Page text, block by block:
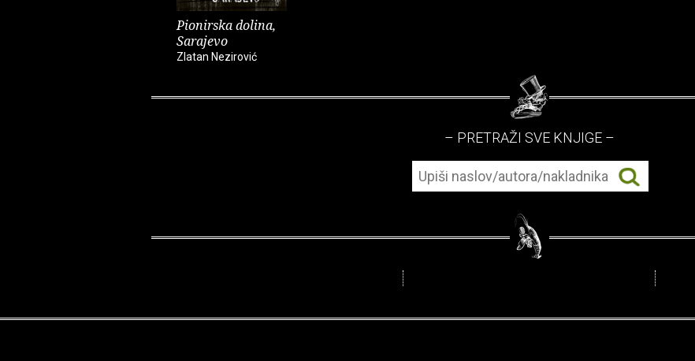
Pionirska dolina,
Sarajevo
Zlatan Nezirović
– PRETRAŽI SVE KNJIGE –